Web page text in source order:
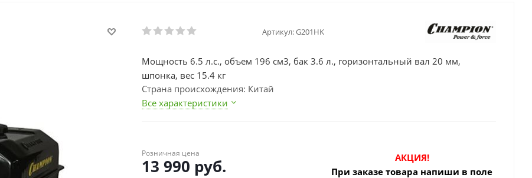
Артикул:G201HK
Мощность 6.5 л.с., объем 196 см3, бак 3.6 л., горизонтальный вал 20 мм,
шпонка, вес 15.4 кг
Страна происхождения: Китай
Все характеристики
Розничная цена
13 990 руб.
АКЦИЯ!
При заказе товара напиши в поле